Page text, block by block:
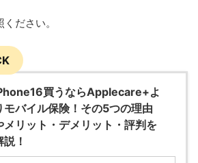
ださい。
買うならApplecare+よ
モバイル保険！その5つの理由
メリット・デメリット・評判を
説！